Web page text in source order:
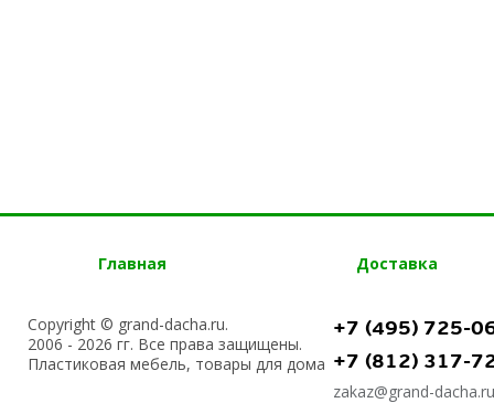
Главная Доставка
Copyright © grand-dacha.ru.
2006 - 2026 гг. Все права защищены.
Пластиковая мебель, товары для дома
+7 (495) 725-
+7 (812) 317-
zakaz@grand-dacha.ru